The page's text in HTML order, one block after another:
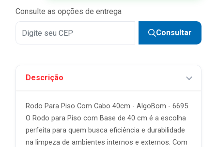
Consulte as opções de entrega
Consultar
Descrição
Rodo Para Piso Com Cabo 40cm - AlgoBom - 6695
O Rodo para Piso com Base de 40 cm é a escolha
perfeita para quem busca eficiência e durabilidade
na limpeza de ambientes internos e externos. Com